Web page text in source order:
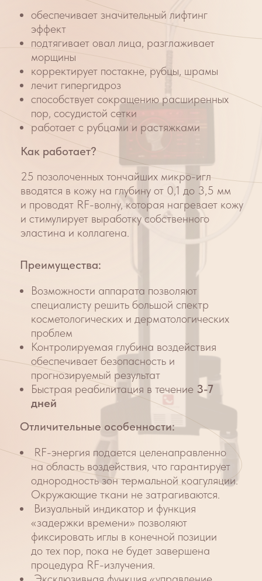
Отличительные особенности:
RF-энергия подается целенаправленно
на область воздействия, что гарантирует
однородность зон термальной коагуляции.
Окружающие ткани не затрагиваются.
Визуальный индикатор и функция
«задержки времени» позволяют
фиксировать иглы в конечной позиции
до тех пор, пока не будет завершена
процедура RF-излучения.
Эксклюзивная функция «управление
воздействия и повышенную безопасность
для пациента.
Как проходит процедура
Микроигольчатый RF-лифтингв Клинике
Красоты:
Этапы процедуры:
демакияж и очищение кожи
нанесение анестетика на
обрабатываемую зону
обработка кожи антисептиком
обработка кожи аппаратом
нанесение уходового средства.
Детали: